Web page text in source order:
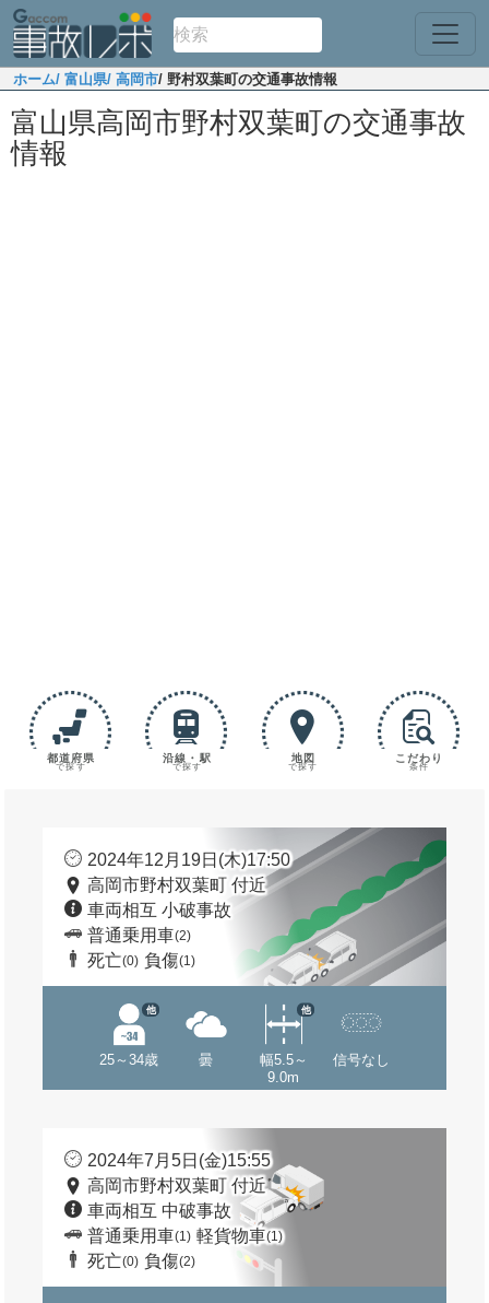
ホーム/ 富山県/ 高岡市/ 野村双葉町の交通事故情報
富山県高岡市野村双葉町の交通事故
情報
都道府県
で探す
沿線・駅
で探す
地図
で探す
こだわり
条件
2024年12月19日(木)17:50
高岡市野村双葉町 付近
車両相互 小破事故
普通乗用車(2)
死亡(0) 負傷(1)
25～34歳
他
曇
幅5.5～
9.0m
他
信号なし
2024年7月5日(金)15:55
高岡市野村双葉町 付近
車両相互 中破事故
普通乗用車(1) 軽貨物車(1)
死亡(0) 負傷(2)